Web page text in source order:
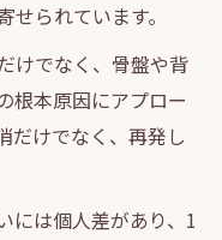
られています。
けでなく、骨盤や背
根本原因にアプロー
だけでなく、再発し
には個人差があり、1